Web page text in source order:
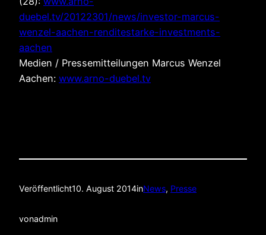
duebel.tv/20122301/news/investor-marcus-
wenzel-aachen-renditestarke-investments-
aachen
Medien / Pressemitteilungen Marcus Wenzel
Aachen: www.arno-duebel.tv
Veröffentlicht10. August 2014inNews, Presse
vonadmin